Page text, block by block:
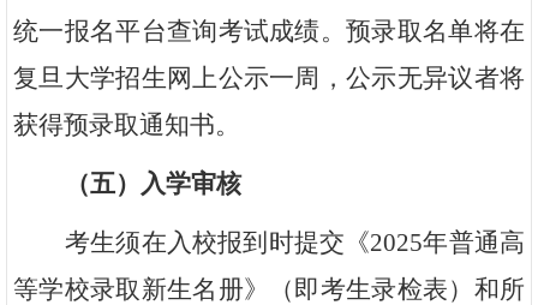
统一报名平台查询考试成绩。预录取名单将在
复旦大学招生网上公示一周，公示无异议者将
获得预录取通知书。
（五）入学审核
考生须在入校报到时提交《2025年普通高
等学校录取新生名册》（即考生录检表）和所